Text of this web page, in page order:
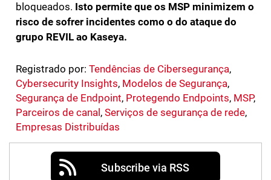
bloqueados. Isto permite que os MSP minimizem o
risco de sofrer incidentes como o do ataque do
grupo REVIL ao Kaseya.
Registrado por: Tendências de Cibersegurança,
Cybersecurity Insights, Modelos de Segurança,
Segurança de Endpoint, Protegendo Endpoints, MSP,
Parceiros de canal , Serviços de segurança de rede,
Empresas Distribuídas
Subscribe via RSS